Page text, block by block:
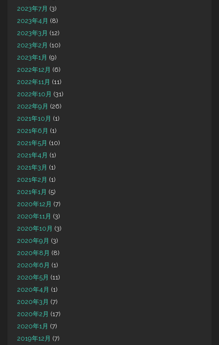
2023年7月 (3)
2023年4月 (8)
2023年3月 (12)
2023年2月 (10)
2023年1月 (9)
2022年12月 (6)
2022年11月 (11)
2022年10月 (31)
2022年9月 (26)
2021年10月 (1)
2021年6月 (1)
2021年5月 (10)
2021年4月 (1)
2021年3月 (1)
2021年2月 (1)
2021年1月 (5)
2020年12月 (7)
2020年11月 (3)
2020年10月 (3)
2020年9月 (3)
2020年8月 (8)
2020年6月 (1)
2020年5月 (11)
2020年4月 (1)
2020年3月 (7)
2020年2月 (17)
2020年1月 (7)
2019年12月 (7)